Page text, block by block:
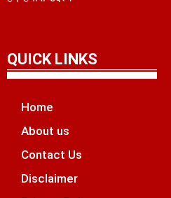
QUICK LINKS
Home
About us
Contact Us
Disclaimer